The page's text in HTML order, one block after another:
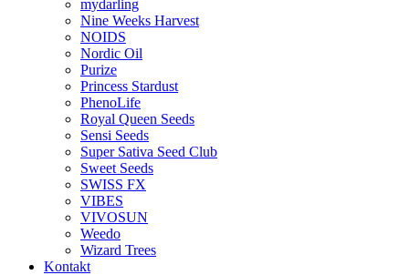
mydarling
Nine Weeks Harvest
NOIDS
Nordic Oil
Purize
Princess Stardust
PhenoLife
Royal Queen Seeds
Sensi Seeds
Super Sativa Seed Club
Sweet Seeds
SWISS FX
VIBES
VIVOSUN
Weedo
Wizard Trees
Kontakt